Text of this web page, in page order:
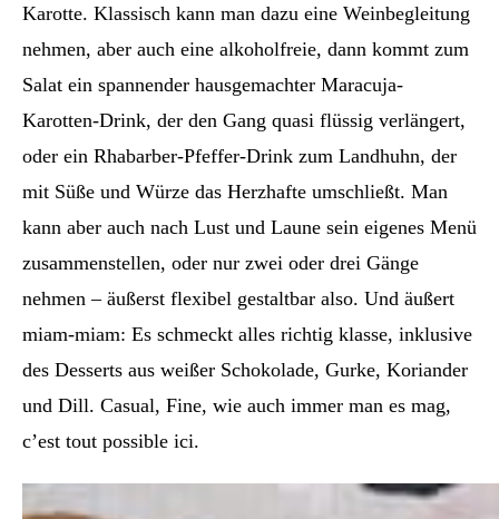
Karotte. Klassisch kann man dazu eine Weinbegleitung
nehmen, aber auch eine alkoholfreie, dann kommt zum
Salat ein spannender hausgemachter Maracuja-
Karotten-Drink, der den Gang quasi flüssig verlängert,
oder ein Rhabarber-Pfeffer-Drink zum Landhuhn, der
mit Süße und Würze das Herzhafte umschließt. Man
kann aber auch nach Lust und Laune sein eigenes Menü
zusammenstellen, oder nur zwei oder drei Gänge
nehmen – äußerst flexibel gestaltbar also. Und äußert
miam-miam: Es schmeckt alles richtig klasse, inklusive
des Desserts aus weißer Schokolade, Gurke, Koriander
und Dill. Casual, Fine, wie auch immer man es mag,
c’est tout possible ici.